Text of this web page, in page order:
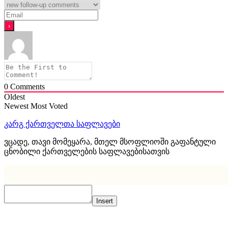
0 Comments
Oldest
Newest Most Voted
კარგ ქართველთა საფლავები
ვცადე, თავი მომეყარა, მთელ მსოფლიოში გაფანტული
ცნობილი ქართველების საფლავებისათვის
Insert